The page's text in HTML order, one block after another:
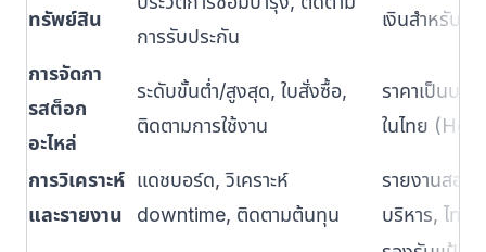
ทรัพย์สิน
การรับประกัน
เงินสำหรับอุ
การจัดกา
รสต็อก
อะไหล่
ระดับขั้นต่ำ/สูงสุด, ใบสั่งซื้อ,
ติดตามการใช้งาน
ราคาเป็นบา
ในไทย
การวิเคราะห์
และรายงาน
แดชบอร์ด, วิเคราะห์
downtime, ติดตามต้นทุน
รายงานสอง
บริหาร, ไทย